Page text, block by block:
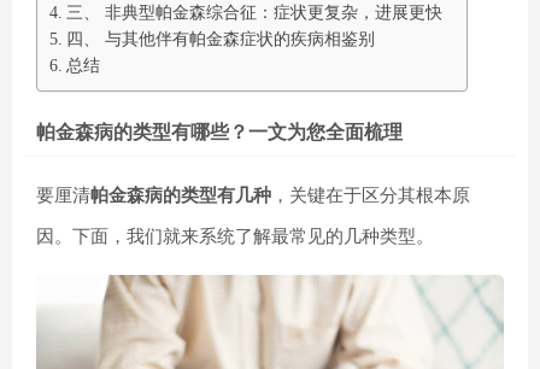
三、 非典型帕金森综合征：症状更复杂，进展更快
四、 与其他伴有帕金森症状的疾病相鉴别
总结
帕金森病的类型有哪些？一文为您全面梳理
要厘清帕金森病的类型有几种 ，关键在于区分其根本原
因。下面，我们就来系统了解最常见的几种类型。